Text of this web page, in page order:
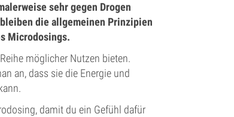
sehr gegen Drogen
die allgemeinen Prinzipien
Microdosings.
möglicher Nutzen bieten.
an, dass sie die Energie und
damit du ein Gefühl dafür